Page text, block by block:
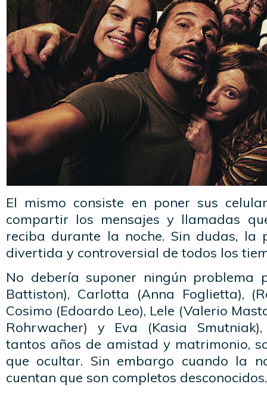
El mismo consiste en poner sus
compartir los mensajes y llamadas
reciba durante la noche. Sin dudas, la
divertida y controversial de todos los
No debería suponer ningún problema
Battiston), Carlotta (Anna Foglietta),
Cosimo (Edoardo Leo), Lele (Valerio
Rohrwacher) y Eva (Kasia
tantos años de amistad y matrimonio,
que ocultar. Sin embargo cuando la
cuentan que son completos desconocidos.